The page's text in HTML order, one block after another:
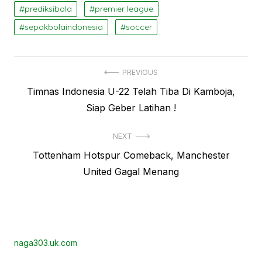
prediksibola
premier league
sepakbolaindonesia
soccer
pos
PREVIOUS
Previous
Timnas Indonesia U-22 Telah Tiba Di Kamboja,
Siap Geber Latihan !
NEXT
NextTottenham Hotspur Comeback, Manchester
United Gagal Menang
naga303.uk.com